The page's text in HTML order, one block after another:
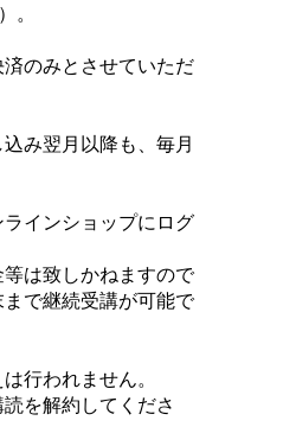
。
のみとさせていただ
み翌月以降も、毎月
インショップにログ
は致しかねますので
で継続受講が可能で
行われません。
を解約してくださ